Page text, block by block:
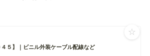
５】｜ビニル外装ケーブル配線など
☆